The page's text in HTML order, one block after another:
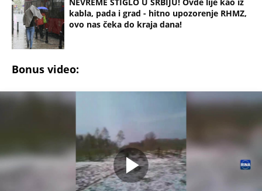
kabla, pada i grad - hitno upozorenje RHMZ,
ovo nas čeka do kraja dana!
Bonus video: